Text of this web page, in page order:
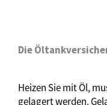
Die
Heizen Sie mit Öl,
gelagert werden.